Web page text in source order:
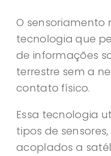
O sensoriamento
tecnologia que
de informações
terrestre sem a
contato físico.
Essa tecnologia
tipos de
acoplados a